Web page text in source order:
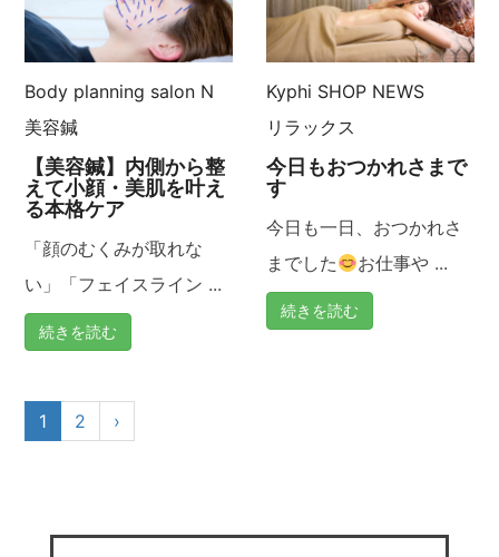
Body planning salon N
美容鍼
【美容鍼】内側から整
えて小顔・美肌を叶え
る本格ケア
「顔のむくみが取れな
い」「フェイスライン ...
続きを読む
Kyphi SHOP NEWS
リラックス
今日もおつかれさまで
す
今日も一日、おつかれさ
までした
お仕事や ...
続きを読む
1 2 ›